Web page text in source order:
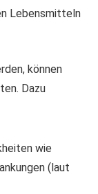
Lebensmitteln
können
Dazu
wie
(laut